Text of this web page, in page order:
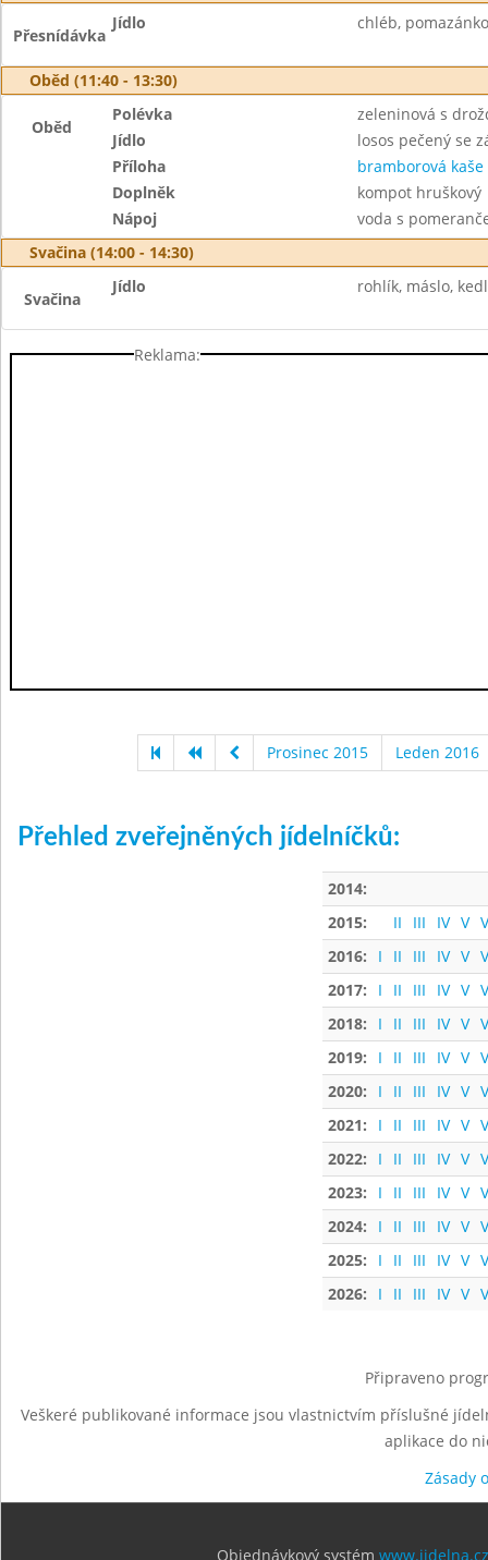
Přesnídávka
Jídlo chléb,
Oběd (11:40 - 13:30)
Oběd
Polévka
zeleninová s
Jídlo
losos pečený se
Příloha
bramborová kaše
Doplněk
kompot hruškový
Nápoj
voda s
Svačina (14:00 - 14:30)
Svačina
Jídlo rohlík, máslo,
Reklama:
Prosinec 2015 Leden 2016
Přehled zveřejněných jídelníčků:
2014:
2015:
II III IV V
2016:
I II III IV V
2017:
I II III IV V
2018:
I II III IV V
2019:
I II III IV V
2020:
I II III IV V
2021:
I II III IV V
2022:
I II III IV V
2023:
I II III IV V
2024:
I II III IV V
2025:
I II III IV V
2026:
I II III IV V
Připraveno
Veškeré publikované informace jsou vlastnictvím příslušné
aplikace do
Zásady
Objednávkový systém www.jidelna.cz